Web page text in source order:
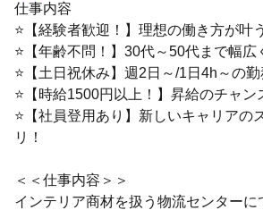
仕事内容
⭐【経験者歓迎！】理想の働き方が叶
⭐【年齢不問！】30代～50代まで幅
⭐【土日祝休み】週2日～/1日4h～の
⭐【時給1500円以上！】昇給のチャン
⭐【社員登用あり】新しいキャリアの
リ！
＜＜仕事内容＞＞
インテリア商材を扱う物流センターに